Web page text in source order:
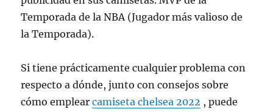
Temporada de la NBA (Jugador más valioso de
la Temporada).
Si tiene prácticamente cualquier problema con
respecto a dónde, junto con consejos sobre
cómo emplearcamiseta chelsea 2022 , puede